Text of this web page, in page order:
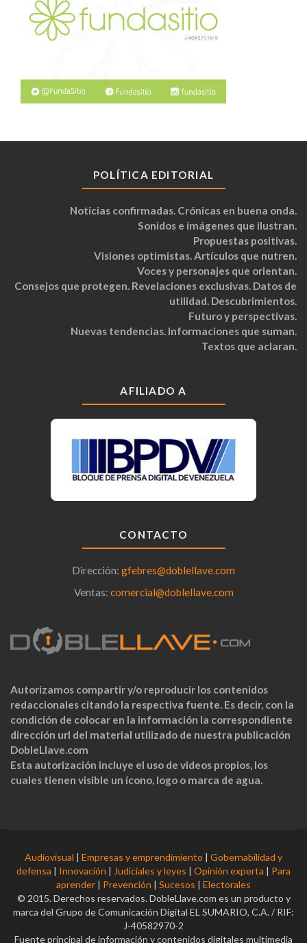
POLÍTICA EDITORIAL
Noticias confirmadas. Crónicas en buena onda.
Sonidos e imágenes que ilustran.
Propuestas positivas.
Visiones optimistas. Artículos que nutren.
Voces y personajes que orientan.
Consejos que protegen. Revelaciones exclusivas. Datos de
utilidad. Descubrimientos.
Futuro y perspectivas.
Nuevas tendencias. Informaciones que suman.
Textos que aclaran.
AFILIADO A
CONTACTO
Dirección: gfebres@doblellave.com
Ventas: comercial@doblellave.com
Autorizamos compartir y/o reproducir los contenidos
redaccionales citando la respectiva fuente. Es decir, con la
condición de colocar en la información la correspondiente
dirección url del material utilizado de nuestra publicación
DobleLlave.com
Esta autorización incluye el uso de videos propios, los
cuales tienen visible un ícono, logo o marca de agua.
Audiovisual | Empresas y emprendimiento | Gobernabilidad y
defensa | Innovación | Judiciales y leyes | Opinión experta | Para
aprender | Prevención | Sucesos | Electorales
© 2015. Derechos reservados. DobleLlave.com es un producto y
marca del Grupo de Comunicación Digital EL SUMARIO, C.A. / RIF:
J-40582970-2
Fuente principal de información y contenidos digitales multimedia